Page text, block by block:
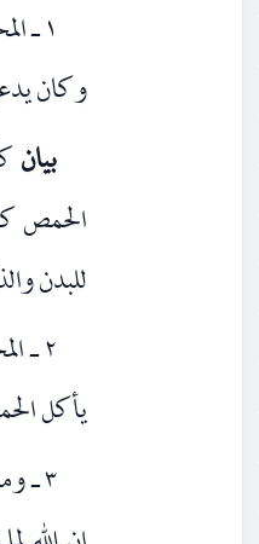
١ ـ المحاسن ، عن البزنطي عن أبي الحسن الرضا
وكان
بيان
الحمص
للبدن
٢ ـ المحاسن ، عن نوح بن شعيب عن نادر الخادم قال : كان أبو الحسن الرضا
يأكل
٣ ـ ومنه ، عن أبيه عن فضالة عن رفاعة بن موسى قال سمعت أبا عبد الله